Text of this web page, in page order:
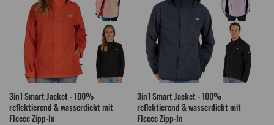
3in1 Smart Jacket - 100%
reflektierend & wasserdicht mit
Fleece Zipp-In
3in1 Smart Jacket - 100%
reflektierend & wasserdicht mit
Fleece Zipp-In